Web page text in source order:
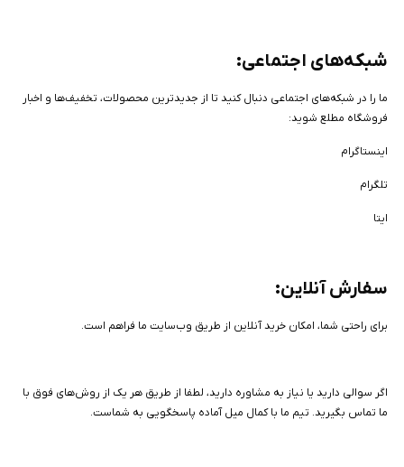
شبکه‌های اجتماعی:
ما را در شبکه‌های اجتماعی دنبال کنید تا از جدیدترین محصولات، تخفیف‌ها و اخبار
فروشگاه مطلع شوید:
اینستاگرام
تلگرام
ایتا
سفارش آنلاین:
برای راحتی شما، امکان خرید آنلاین از طریق وب‌سایت ما فراهم است.
اگر سوالی دارید یا نیاز به مشاوره دارید، لطفا از طریق هر یک از روش‌های فوق با
ما تماس بگیرید. تیم ما با کمال میل آماده پاسخگویی به شماست.